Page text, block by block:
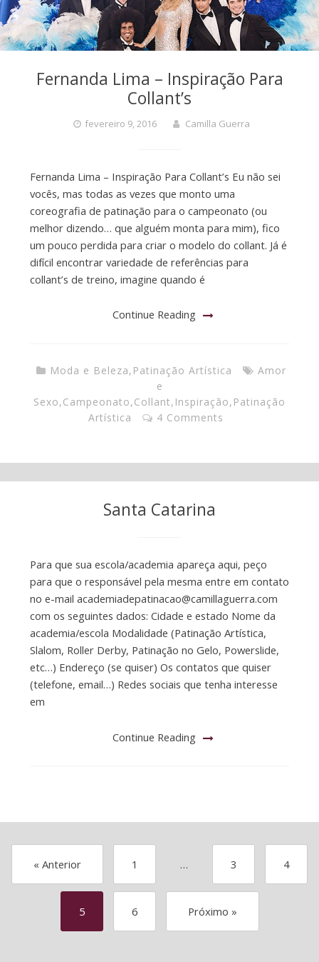
Fernanda Lima – Inspiração Para
Collant’s
fevereiro 9, 2016 Camilla Guerra
Fernanda Lima – Inspiração Para Collant’s Eu não sei
vocês, mas todas as vezes que monto uma
coreografia de patinação para o campeonato (ou
melhor dizendo… que alguém monta para mim), fico
um pouco perdida para criar o modelo do collant. Já é
difícil encontrar variedade de referências para
collant’s de treino, imagine quando é
Continue Reading
Moda e Beleza, Patinação Artística
Amor
e
Sexo,Campeonato,Collant, Inspiração, Patinação
Artística
4 Comments
Santa Catarina
Para que sua escola/academia apareça aqui, peço
para que o responsável pela mesma entre em contato
no e-mail academiadepatinacao@camillaguerra.com
com os seguintes dados: Cidade e estado Nome da
academia/escola Modalidade (Patinação Artística,
Slalom, Roller Derby, Patinação no Gelo, Powerslide,
etc…) Endereço (se quiser) Os contatos que quiser
(telefone, email…) Redes sociais que tenha interesse
em
Continue Reading
« Anterior 1 … 3 4
5 6 Próximo »